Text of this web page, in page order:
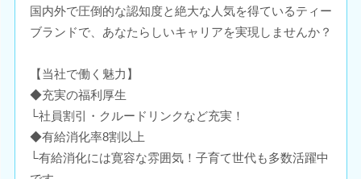
国内外で圧倒的な認知度と絶大な人気を得ているティー
ブランドで、あなたらしいキャリアを実現しませんか？
【当社で働く魅力】
◆充実の福利厚生
└社員割引・クルードリンクなど充実！
◆有給消化率8割以上
└有給消化には寛容な雰囲気！子育て世代も多数活躍中